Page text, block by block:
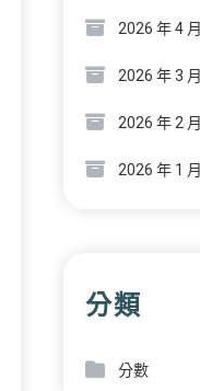
2026 年 4 月
2026 年 3 月
2026 年 2 月
2026 年 1 月
分類
分數